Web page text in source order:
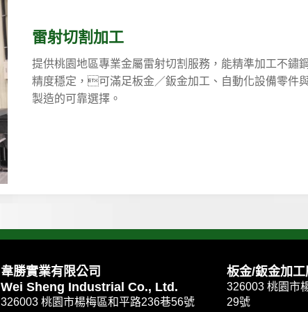
雷射切割加工
提供桃園地區專業金屬雷射切割服務，能精準加工不鏽
精度穩定，可滿足板金／鈑金加工、自動化設備零件
製造的可靠選擇。
韋勝實業有限公司
Wei Sheng Industrial Co., Ltd.
326003 桃園市楊梅區和平路236巷56號
板金/鈑金加工
326003 桃園市
29號